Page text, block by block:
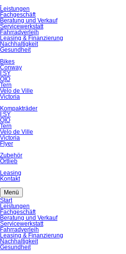
Navigation
überspringen
Leistungen
Fachgeschäft
Beratung und Verkauf
Servicewerkstatt
Fahrradverleih
Leasing & Finanzierung
Nachhaltigkeit
Gesundheit
Bikes
Conway
I:SY
QIO
Tern
Velo de Ville
Victoria
Kompakträder
I:SY
QIO
Tern
Velo de Ville
Victoria
Flyer
Zubehör
Ortlieb
Leasing
Kontakt
Menü
Navigation
überspringen
Start
Leistungen
Fachgeschäft
Beratung und Verkauf
Servicewerkstatt
Fahrradverleih
Leasing & Finanzierung
Nachhaltigkeit
Gesundheit